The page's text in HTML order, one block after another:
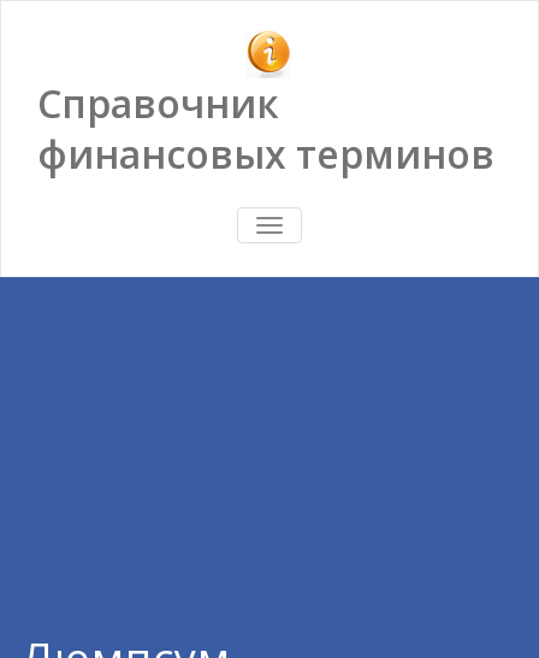
Справочник
финансовых терминов
ПОКАЗАТЬ/
СКРЫТЬ